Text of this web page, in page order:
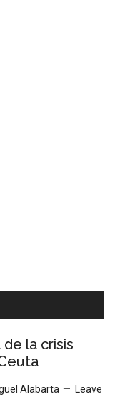
la crisis
Alabarta
Leave